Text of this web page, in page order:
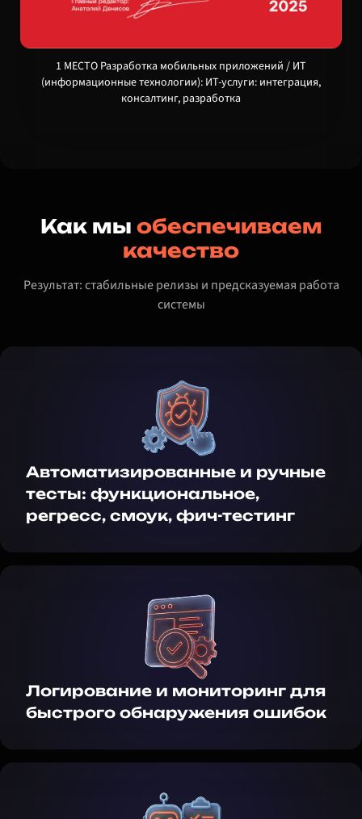
1 МЕСТО Разработка мобильных приложений / ИТ
(информационные технологии): ИТ-услуги: интеграция,
консалтинг, разработка
Как мы обеспечиваем
качество
Результат: стабильные релизы и предсказуемая работа
системы
Автоматизированные и ручные
тесты: функциональное,
регресс, смоук, фич-тестинг
Логирование и мониторинг для
быстрого обнаружения ошибок